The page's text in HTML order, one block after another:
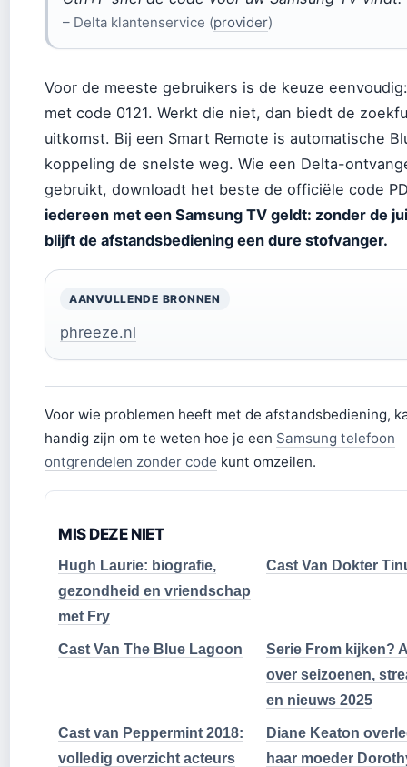
– Delta klantenservice (provider)
Voor de meeste gebruikers is de keuze
met code 0121. Werkt die niet, dan biedt de
uitkomst. Bij een Smart Remote is automatische
koppeling de snelste weg. Wie een Delta-
gebruikt, downloadt het beste de officiële code
iedereen met een Samsung TV geldt: zonder de
blijft de afstandsbediening een dure stofvanger.
AANVULLENDE BRONNEN
phreeze.nl
Voor wie problemen heeft met de afstandsbediening,
handig zijn om te weten hoe je een Samsung telefoon
ontgrendelen zonder code kunt omzeilen.
MIS DEZE NIET
Hugh Laurie: biografie,
gezondheid en vriendschap
met Fry
Cast Van Dokter
Cast Van The Blue Lagoon
Serie From kijken?
over seizoenen,
en nieuws 2025
Cast van Peppermint 2018:
volledig overzicht acteurs
Diane Keaton
haar moeder